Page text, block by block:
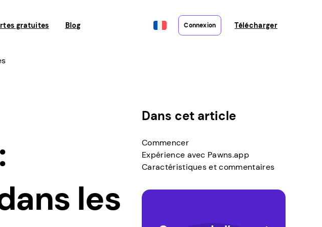
gratuites Blog Connexion Télécharger
les
Dans cet article
Commencer
Expérience avec Pawns.app
Caractéristiques et commentaires